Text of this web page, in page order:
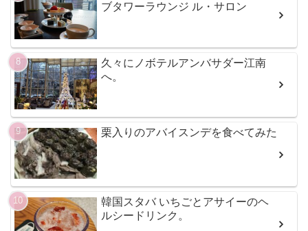
ブタワーラウンジ ル・サロン
久々にノボテルアンバサダー江南
へ。
栗入りのアバイスンデを食べてみた
韓国スタバ いちごとアサイーのヘ
ルシードリンク。